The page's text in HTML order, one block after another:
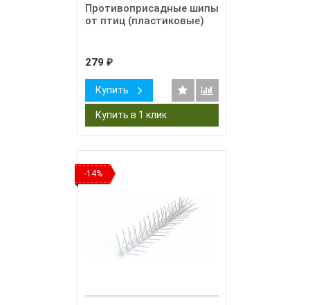
Противоприсадные шипы
от птиц (пластиковые)
279 ₽
Купить
-14%